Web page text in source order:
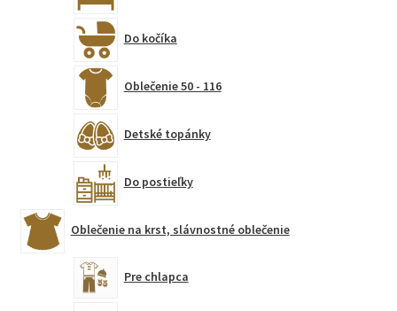
Do kočíka
Oblečenie 50 - 116
Detské topánky
Do postieľky
Oblečenie na krst, slávnostné oblečenie
Pre chlapca